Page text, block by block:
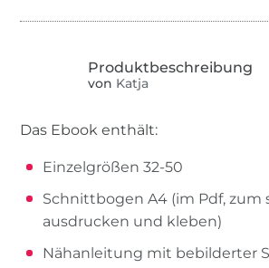
von Katja
Das Ebook enthält:
Einzelgrößen 32-50
Schnittbogen A4 (im Pdf, zum
ausdrucken und kleben)
Nähanleitung mit bebilderter